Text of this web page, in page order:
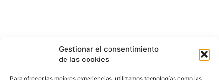
Gestionar el consentimiento
de las cookies
Para ofrecer las mejores experiencias, utilizamos tecnologías como las